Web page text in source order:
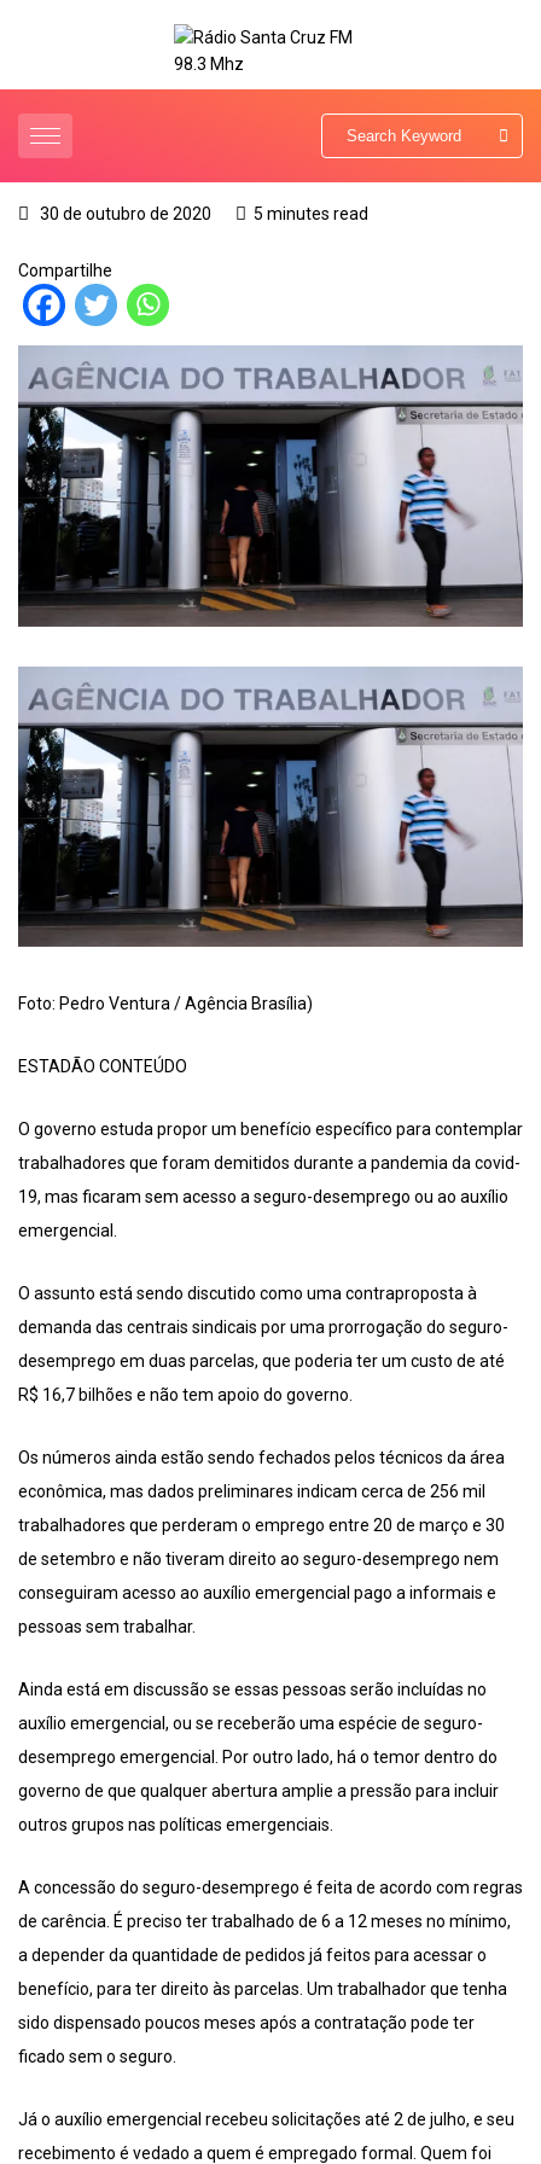
30 de outubro de 2020 5 minutes read
Compartilhe
Foto: Pedro Ventura / Agência Brasília)
ESTADÃO CONTEÚDO
O governo estuda propor um benefício específico para contemplar
trabalhadores que foram demitidos durante a pandemia da covid-
19, mas ficaram sem acesso a seguro-desemprego ou ao auxílio
emergencial.
O assunto está sendo discutido como uma contraproposta à
demanda das centrais sindicais por uma prorrogação do seguro-
desemprego em duas parcelas, que poderia ter um custo de até
R$ 16,7 bilhões e não tem apoio do governo.
Os números ainda estão sendo fechados pelos técnicos da área
econômica, mas dados preliminares indicam cerca de 256 mil
trabalhadores que perderam o emprego entre 20 de março e 30
de setembro e não tiveram direito ao seguro-desemprego nem
conseguiram acesso ao auxílio emergencial pago a informais e
pessoas sem trabalhar.
Ainda está em discussão se essas pessoas serão incluídas no
auxílio emergencial, ou se receberão uma espécie de seguro-
desemprego emergencial. Por outro lado, há o temor dentro do
governo de que qualquer abertura amplie a pressão para incluir
outros grupos nas políticas emergenciais.
A concessão do seguro-desemprego é feita de acordo com regras
de carência. É preciso ter trabalhado de 6 a 12 meses no mínimo,
a depender da quantidade de pedidos já feitos para acessar o
benefício, para ter direito às parcelas. Um trabalhador que tenha
sido dispensado poucos meses após a contratação pode ter
ficado sem o seguro.
Já o auxílio emergencial recebeu solicitações até 2 de julho, e seu
recebimento é vedado a quem é empregado formal. Quem foi